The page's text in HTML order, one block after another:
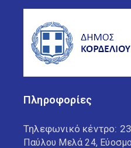
Πληροφορίες
Τηλεφωνικό κέντρο:
Παύλου Μελά 24,